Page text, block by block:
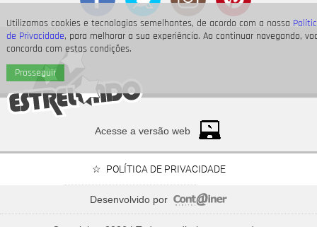
Utilizamos cookies e tecnologias semelhantes, de acordo com a nossa
de Privacidade, para melhorar a sua experiência. Ao continuar navegando,
concorda com estas condições.
Prosseguir
Acesse a versão web
POLÍTICA DE PRIVACIDADE
Desenvolvido por